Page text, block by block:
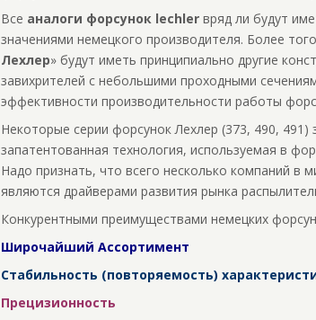
Все аналоги форсунок lechler вряд ли будут
значениями немецкого производителя. Более
Лехлер» будут иметь принципиально другие
завихрителей с небольшими проходными
эффективности производительности работы
Некоторые серии форсунок Лехлер (373, 490,
запатентованная технология, используемая в
Надо признать, что всего несколько компаний в
являются драйверами развития рынка
Конкурентными преимуществами немецких
Широчайший Ассортимент
Стабильность (повторяемость)
Прецизионность